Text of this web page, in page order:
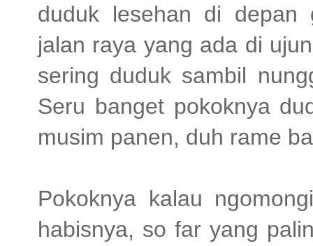
duduk lesehan di depan
jalan raya yang ada di
sering duduk sambil
Seru banget pokoknya
musim panen, duh rame
Pokoknya kalau
habisnya, so far yang